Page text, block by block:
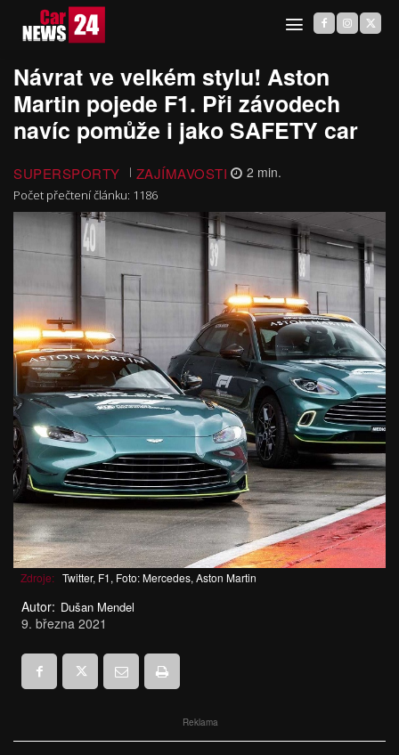
Návrat ve velkém stylu! Aston
Martin pojede F1. Při závodech
navíc pomůže i jako SAFETY car
SUPERSPORTY ZAJÍMAVOSTI 2 min.
Počet přečtení článku: 1186
Zdroje: Twitter, F1, Foto: Mercedes, Aston Martin
Autor: Dušan Mendel
9. března 2021
Reklama